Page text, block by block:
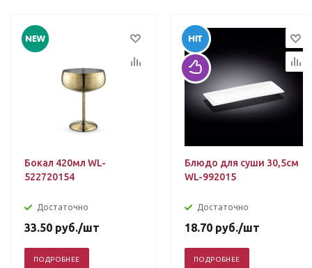
Бокал 420мл WL-
522720154
Достаточно
33.50 руб./шт
ПОДРОБНЕЕ
Блюдо для суши 30,5см
WL-992015
Достаточно
18.70 руб./шт
ПОДРОБНЕЕ